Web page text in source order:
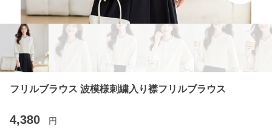
フリルブラウス 波模様刺繍入り襟フリルブラウス
4,380 円